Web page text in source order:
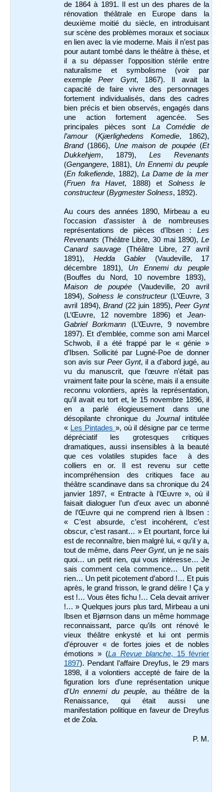
de 1864 à 1891. Il est un des phares de la
rénovation théâtrale en Europe dans la
deuxième moitié du siècle, en introduisant
sur scène des problèmes moraux et sociaux
en lien avec la vie moderne. Mais il n’est pas
pour autant tombé dans le théâtre à thèse, et
il a su dépasser l’opposition stérile entre
naturalisme et symbolisme (voir par
exemplePeer Gynt, 1867). Il avait la
capacité de faire vivre des personnages
fortement individualisés, dans des cadres
bien précis et bien observés, engagés dans
une action fortement agencée. Ses
principales pièces sont La Comédie de
l’amour(Kjærlighedens Komedie, 1862),
Brand(1866), Une maison de poupée(Et
Dukkehjem, 1879), Les Revenants
(Gengangere, 1881), Un Ennemi du peuple
(En folkefiende, 1882), La Dame de la mer
(Fruen fra Havet, 1888) et Solness le
constructeur(Bygmester Solness, 1892).
Au cours des années 1890, Mirbeau a eu
l’occasion d’assister à de nombreuses
représentations de pièces d’Ibsen : Les
Revenants (Théâtre Libre, 30 mai 1890),Le
Canard sauvage (Théâtre Libre, 27 avril
1891), Hedda Gabler(Vaudeville, 17
décembre 1891), Un Ennemi du peuple
(Bouffes du Nord, 10 novembre 1893),
Maison de poupée (Vaudeville, 20 avril
1894), Solness le constructeur(L’Œuvre, 3
avril 1894),Brand(22 juin 1895),Peer Gynt
(L’Œuvre, 12 novembre 1896) et Jean-
Gabriel Borkmann (L’Œuvre, 9 novembre
1897). Et d’emblée, comme son ami Marcel
Schwob, il a été frappé par le « génie »
d’Ibsen. Sollicité par Lugné-Poe de donner
son avis sur Peer Gynt, il a d’abord jugé, au
vu du manuscrit, que l’œuvre n’était pas
vraiment faite pour la scène, mais il a ensuite
reconnu volontiers, après la représentation,
qu’il avait eu tort et, le 15 novembre 1896, il
en a parlé élogieusement dans une
désopilante chronique du Journalintitulée
« Les Pintades », où il désigne par ce terme
dépréciatif les grotesques critiques
dramatiques, aussi insensibles à la beauté
que ces volatiles stupides face à des
colliers en or. Il est revenu sur cette
incompréhension des critiques face au
théâtre scandinave dans sa chronique du 24
janvier 1897, « Entracte à l’Œuvre », où il
faisait dialoguer l’un d’eux avec un abonné
de l’Œuvre qui ne comprend rien à Ibsen :
« C’est absurde, c’est incohérent, c’est
obscur, c’est rasant… » Et pourtant, force lui
est de reconnaître, bien malgré lui, « qu’il y a,
tout de même, dans Peer Gynt, un je ne sais
quoi… un petit rien, qui vous intéresse… Je
sais comment cela commence… Un petit
rien… Un petit picotement d’abord !… Et puis
après, le grand frisson, le grand délire ! Ça y
est !… Vous êtes fichu !… Cela devait arriver
!… » Quelques jours plus tard, Mirbeau a uni
Ibsen et Bjørnson dans un même hommage
reconnaissant, parce qu’ils ont rénové le
vieux théâtre enkysté et lui ont permis
d’éprouver « de fortes joies et de nobles
émotions » (La Revue blanche, 15 février
1897). Pendant l’affaire Dreyfus, le 29 mars
1898, il a volontiers accepté de faire de la
figuration lors d’une représentation unique
d’Un ennemi du peuple, au théâtre de la
Renaissance, qui était aussi une
manifestation politique en faveur de Dreyfus
et de Zola.
P. M.